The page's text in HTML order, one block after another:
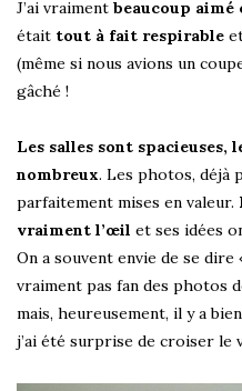
J’ai vraiment beaucoup aimé
était tout à fait respirable
(même si nous avions un
gâché !
Les salles sont spacieuses,
nombreux. Les photos, déjà
parfaitement mises en valeur.
vraiment l’œil et ses idées
On a souvent envie de se dire
vraiment pas fan des photos
mais, heureusement, il y a
j’ai été surprise de croiser le